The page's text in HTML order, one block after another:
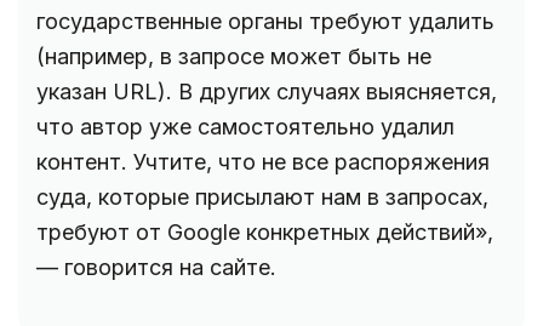
государственные органы требуют удалить
(например, в запросе может быть не
указан URL). В других случаях выясняется,
что автор уже самостоятельно удалил
контент. Учтите, что не все распоряжения
суда, которые присылают нам в запросах,
требуют от Google конкретных действий»,
— говорится на сайте.